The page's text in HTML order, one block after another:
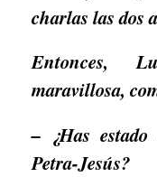
charlas las dos
Entonces,
maravillosa,
– ¿Has
Petra-Jesús?